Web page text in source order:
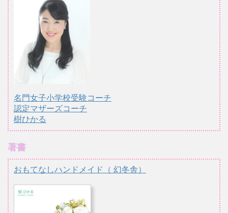
名門女子小学校受験コーチ
認定マザーズコーチ
樹ひかる
著書
おもてなしハンドメイド（ 幻冬舎）